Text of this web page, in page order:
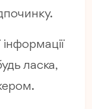
ласка,